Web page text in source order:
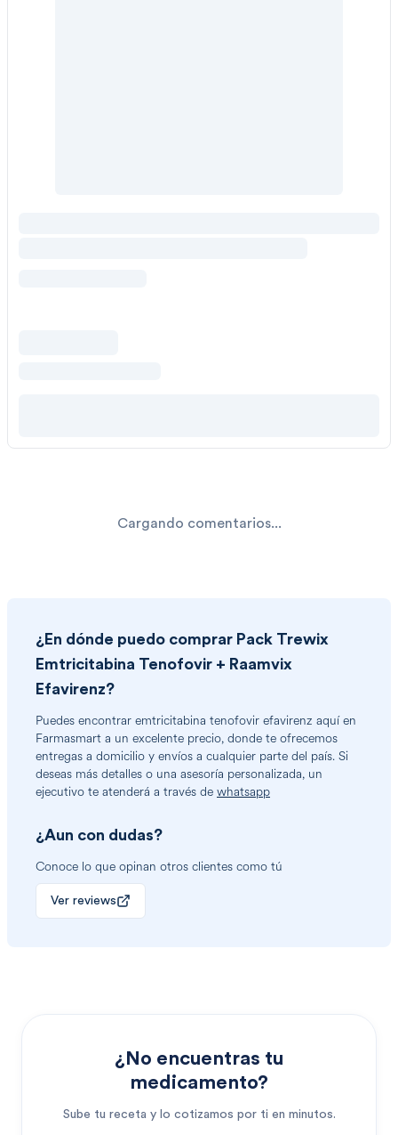
Cargando comentarios...
¿En dónde puedo comprar Pack Trewix
Emtricitabina Tenofovir + Raamvix
Efavirenz?
Puedes encontrar emtricitabina tenofovir efavirenz aquí en
Farmasmart a un excelente precio, donde te ofrecemos
entregas a domicilio y envíos a cualquier parte del país. Si
deseas más detalles o una asesoría personalizada, un
ejecutivo te atenderá a través de whatsapp
¿Aun con dudas?
Conoce lo que opinan otros clientes como tú
Ver reviews
¿No encuentras tu
medicamento?
Sube tu receta y lo cotizamos por ti en minutos.